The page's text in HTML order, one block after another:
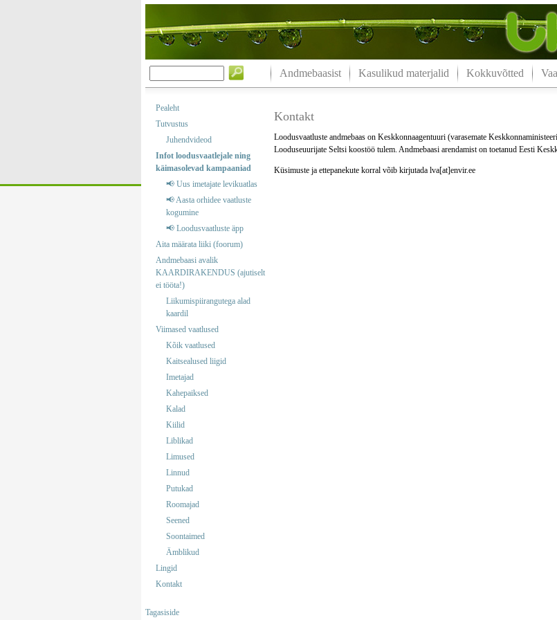
Andmebaasist Kasulikud materjalid Kokkuvõtted
Pealeht
Tutvustus
Juhendvideod
Infot loodusvaatlejale ning
käimasolevad kampaaniad
📢 Uus imetajate levikuatlas
📢 Aasta orhidee vaatluste
kogumine
📢 Loodusvaatluste äpp
Aita määrata liiki (foorum)
Andmebaasi avalik
KAARDIRAKENDUS (ajutiselt
ei tööta!)
Liikumispiirangutega alad
kaardil
Viimased vaatlused
Kõik vaatlused
Kaitsealused liigid
Imetajad
Kahepaiksed
Kalad
Kiilid
Liblikad
Limused
Linnud
Putukad
Roomajad
Seened
Soontaimed
Ämblikud
Lingid
Kontakt
Tagasiside
Kontakt
Loodusvaatluste andmebaas on Keskkonnaagentuuri (varasemate
Looduseuurijate Seltsi koostöö tulem. Andmebaasi arendamist on toetanud Eesti
Küsimuste ja ettepanekute korral võib kirjutada lva[at]envir.ee